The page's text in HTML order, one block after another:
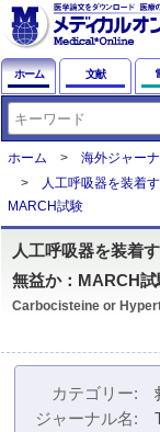
ホーム 文献
ホーム
海外ジャー
人工呼吸器を装着
MARCH試験
人工呼吸器を装着
無益か：MARCH試
Carbocisteine or
カテゴリー
ジャーナル名